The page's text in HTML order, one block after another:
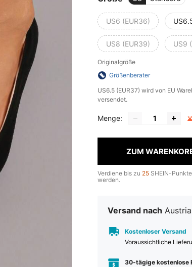
US6 (EUR36)
US8 (EUR39) US9
Originalgröße
Größenberater
​US6.5 (EUR37) wird von EU
versendet.
Menge:
ZUM
Verdiene bis zu 25 SHEIN-
werden.
Versand nach Austria
Kostenloser Versand
Voraussichtliche
30-tägige kostenlose